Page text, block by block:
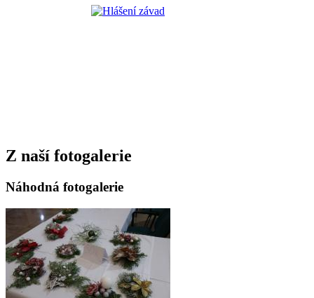
Z naší fotogalerie
Náhodná fotogalerie